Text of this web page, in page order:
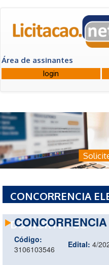
Área de assinantes
CONCORRENCIA
DO NORTE - GO
Código:
3106103546
Edital: 4/